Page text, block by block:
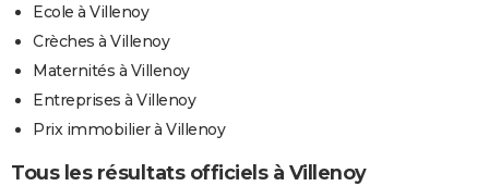
Ecole à Villenoy
Crèches à Villenoy
Maternités à Villenoy
Entreprises à Villenoy
Prix immobilier à Villenoy
Tous les résultats officiels à Villenoy